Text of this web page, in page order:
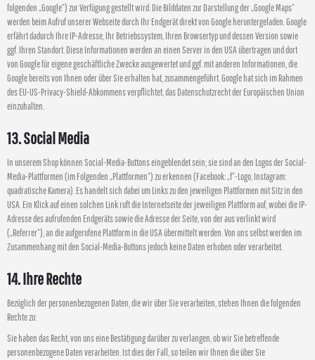
folgenden „Google“) zur Verfügung gestellt wird. Die Bilddaten zur Darstellung der „Google Maps“
werden beim Aufruf unserer Webseite durch Ihr Endgerät direkt von Google heruntergeladen. Google
erfährt dadurch Ihre IP-Adresse, Ihr Betriebssystem, Ihren Browsertyp und dessen Version sowie
ggf. Ihren Standort. Diese Informationen werden an einen Server in den USA übertragen und dort
von Google für eigene geschäftliche Zwecke ausgewertet und ggf. mit anderen Informationen, die
Google bereits von Ihnen oder über Sie erhalten hat, zusammengeführt. Google hat sich im Rahmen
des EU-US-Privacy-Shield-Abkommens verpflichtet, das Datenschutzrecht der Europäischen Union
einzuhalten.
13. Social Media
In unserem Shop können Social-Media-Buttons eingeblendet sein; sie sind an den Logos der Social-
Media-Plattformen (im Folgenden „Plattformen“) zu erkennen (Facebook: „f“-Logo, Instagram:
quadratische Kamera). Es handelt sich dabei um Links zu den jeweiligen Plattformen mit Sitz in den
USA. Ein Klick auf einen solchen Link ruft die Internetseite der jeweiligen Plattform auf, wobei die IP-
Adresse des aufrufenden Endgeräts sowie die Adresse der Seite, von der aus verlinkt wird
(„Referrer“), an die aufgerufene Plattform in die USA übermittelt werden. Von uns selbst werden im
Zusammenhang mit den Social-Media-Buttons jedoch keine Daten erhoben oder verarbeitet.
14. Ihre Rechte
Bezüglich der personenbezogenen Daten, die wir über Sie verarbeiten, stehen Ihnen die folgenden
Rechte zu:
Sie haben das Recht, von uns eine Bestätigung darüber zu verlangen, ob wir Sie betreffende
personenbezogene Daten verarbeiten. Ist dies der Fall, so teilen wir Ihnen die über Sie